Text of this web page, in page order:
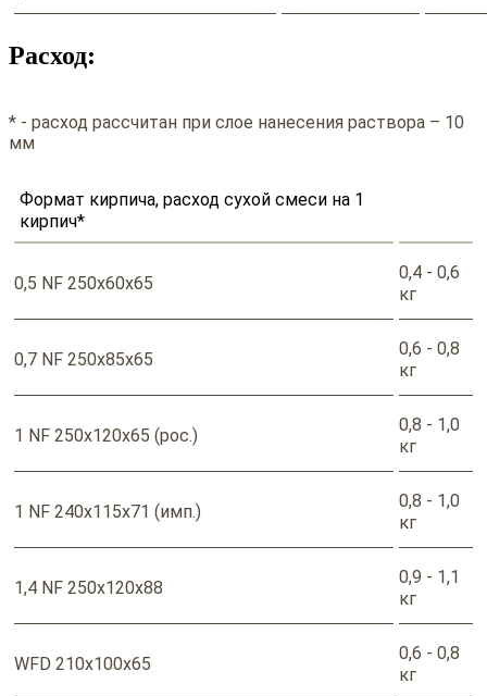
Расход:
* - расход рассчитан при слое нанесения раствора – 10
мм
Формат кирпича, расход сухой смеси на 1
кирпич*
0,5 NF 250x60x65
0,4 - 0,6
кг
0,7 NF 250x85x65
0,6 - 0,8
кг
1 NF 250x120x65 (рос.)
0,8 - 1,0
кг
1 NF 240x115x71 (имп.)
0,8 - 1,0
кг
1,4 NF 250x120x88
0,9 - 1,1
кг
WFD 210x100x65
0,6 - 0,8
кг